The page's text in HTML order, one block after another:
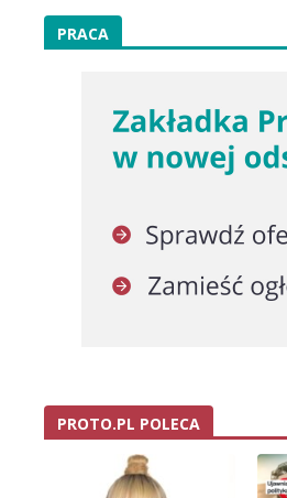
PRACA
PROTO.PL POLECA